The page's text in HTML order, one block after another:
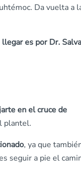
Da vuelta a
es por Dr.
en el cruce de
plantel.
, ya que
seguir a pie el